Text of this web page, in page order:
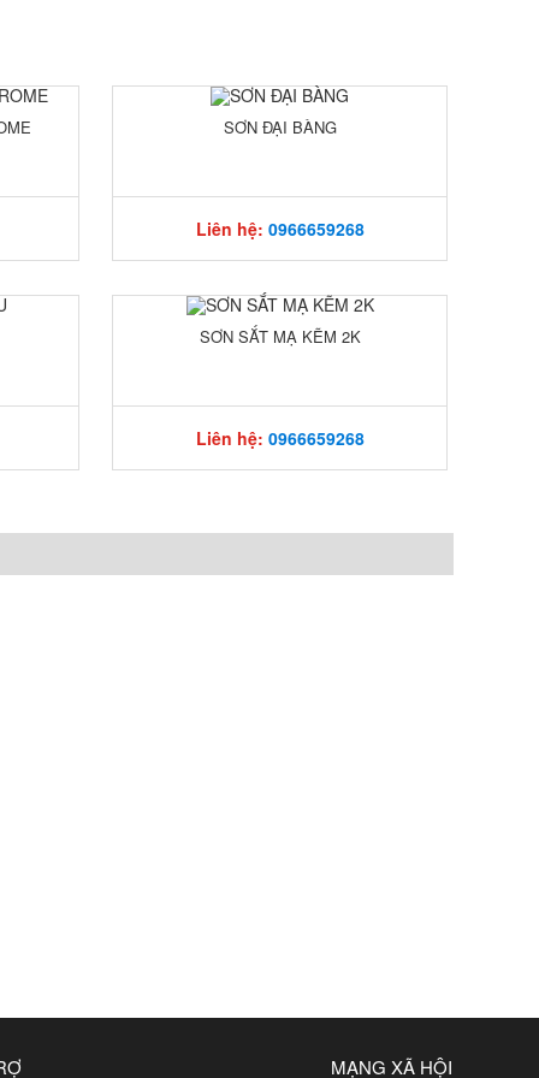
SƠN ĐẠI BÀNG
Liên hệ: 0966659268
SƠN SẮT MẠ KẼM 2K
Liên hệ: 0966659268
MẠNG XÃ HỘI